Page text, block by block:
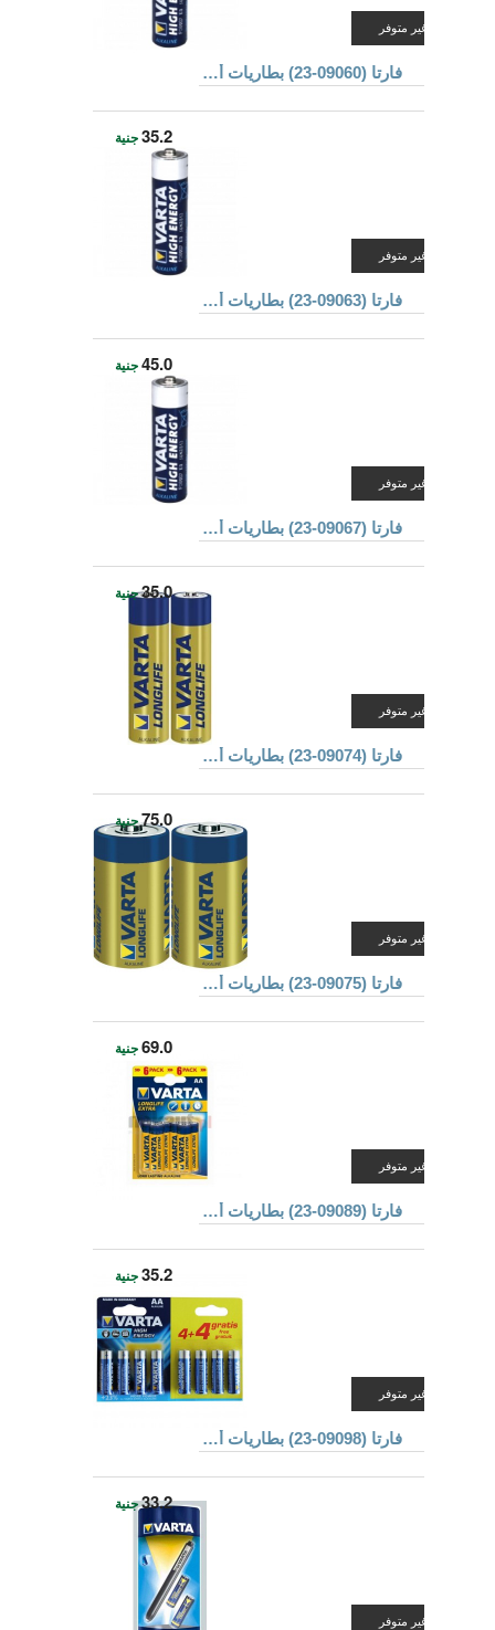
غير متوفر
فارتا (09060-23) بطاريات ألكالين
غير متوفر
35.2جنية
فارتا (09063-23) بطاريات ألكالين
غير متوفر
45.0جنية
فارتا (09067-23) بطاريات ألكالين
غير متوفر
35.0جنية
فارتا (09074-23) بطاريات ألكالين
غير متوفر
75.0جنية
فارتا (09075-23) بطاريات ألكالين
غير متوفر
69.0جنية
فارتا (09089-23) بطاريات ألكالين
غير متوفر
35.2جنية
فارتا (09098-23) بطاريات ألكالين
غير متوفر
33.2جنية